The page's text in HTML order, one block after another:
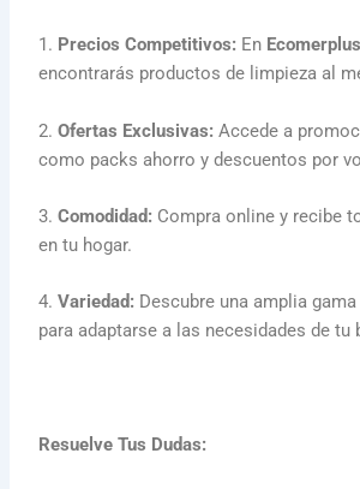
1. Precios Competitivos: En Ecomerplus
encontrarás productos de limpieza al
2.Ofertas Exclusivas: Accede a
como packs ahorro y descuentos por
3.Comodidad: Compra online y recibe
en tu hogar.
4.Variedad: Descubre una amplia
para adaptarse a las necesidades de tu
Resuelve Tus Dudas: